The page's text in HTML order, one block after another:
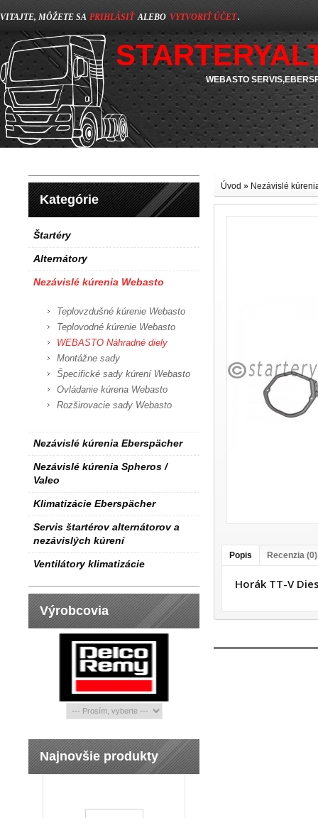
VITAJTE, MÔŽETE SA PRIHLÁSIŤ ALEBO VYTVORIŤ ÚČET.
WEBASTO
Kategórie
Štartéry
Alternátory
Nezávislé kúrenia Webasto
Teplovzdušné kúrenie Webasto
Teplovodné kúrenie Webasto
WEBASTO Náhradné diely
Montážne sady
Špecifické sady kúrení Webasto
Ovládanie kúrena Webasto
Rozširovacie sady Webasto
Nezávislé kúrenia Eberspächer
Nezávislé kúrenia Spheros /
Valeo
Klimatizácie Eberspächer
Servis štartérov alternátorov a
nezávislých kúrení
Ventilátory klimatizácie
Výrobcovia
Najnovšie produkty
Úvod » Nezávislé
Popis Recenzia (0)
Horák TT-V